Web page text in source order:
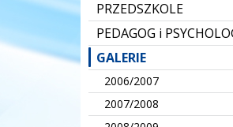
PRZEDSZKOLE
PEDAGOG i
GALERIE
2006/2007
2007/2008